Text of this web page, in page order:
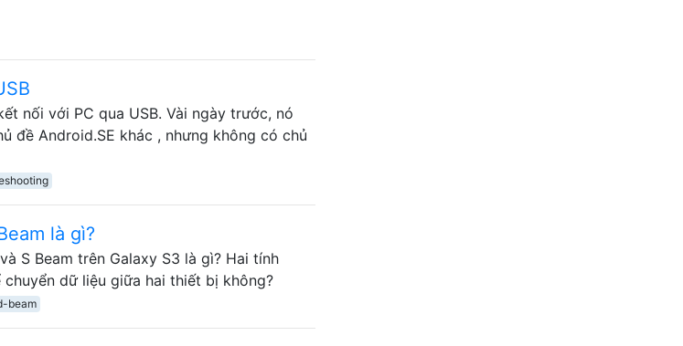
nối với PC qua USB. Vài ngày trước, nó
đề Android.SE khác , nhưng không có chủ
là gì?
S Beam trên Galaxy S3 là gì? Hai tính
dữ liệu giữa hai thiết bị không?
beam